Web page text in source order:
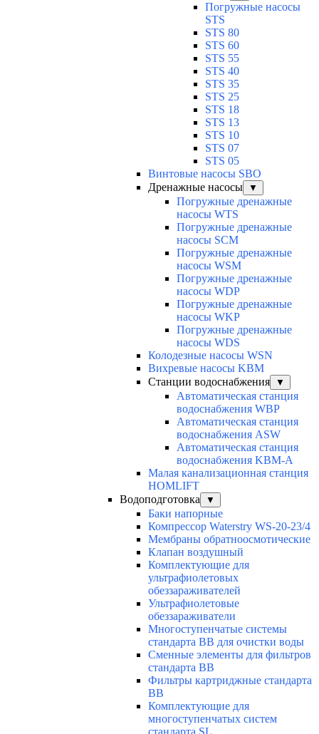
Погружные насосы
STS
STS 80
STS 60
STS 55
STS 40
STS 35
STS 25
STS 18
STS 13
STS 10
STS 07
STS 05
Винтовые насосы SBO
Дренажные насосы
▼
Погружные дренажные
насосы WTS
Погружные дренажные
насосы SCM
Погружные дренажные
насосы WSM
Погружные дренажные
насосы WDP
Погружные дренажные
насосы WKP
Погружные дренажные
насосы WDS
Колодезные насосы WSN
Вихревые насосы KBM
Станции водоснабжения
▼
Автоматическая станция
водоснабжения WBP
Автоматическая станция
водоснабжения ASW
Автоматическая станция
водоснабжения KBM-A
Малая канализационная станция
HOMLIFT
Водоподготовка
▼
Баки напорные
Компрессор Waterstry WS-20-23/4
Мембраны обратноосмотические
Клапан воздушный
Комплектующие для
ультрафиолетовых
обеззараживателей
Ультрафиолетовые
обеззараживатели
Многоступенчатые системы
стандарта BB для очистки воды
Сменные элементы для фильтров
стандарта BB
Фильтры картриджные стандарта
BB
Комплектующие для
многоступенчатых систем